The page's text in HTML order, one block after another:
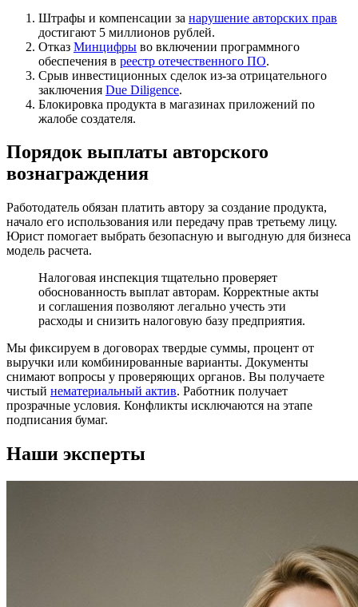
Штрафы и компенсации за нарушение авторских прав
достигают 5 миллионов рублей.
Отказ Минцифры во включении программного
обеспечения в реестр отечественного ПО.
Срыв инвестиционных сделок из-за отрицательного
заключения Due Diligence.
Блокировка продукта в магазинах приложений по
жалобе создателя.
Порядок выплаты авторского
вознаграждения
Работодатель обязан платить автору за создание продукта,
начало его использования или передачу прав третьему лицу.
Юрист помогает выбрать безопасную и выгодную для бизнеса
модель расчета.
Налоговая инспекция тщательно проверяет
обоснованность выплат авторам. Корректные акты
и соглашения позволяют легально учесть эти
расходы и снизить налоговую базу предприятия.
Мы фиксируем в договорах твердые суммы, процент от
выручки или комбинированные варианты. Документы
снимают вопросы у проверяющих органов. Вы получаете
чистый нематериальный актив. Работник получает
прозрачные условия. Конфликты исключаются на этапе
подписания бумаг.
Наши эксперты